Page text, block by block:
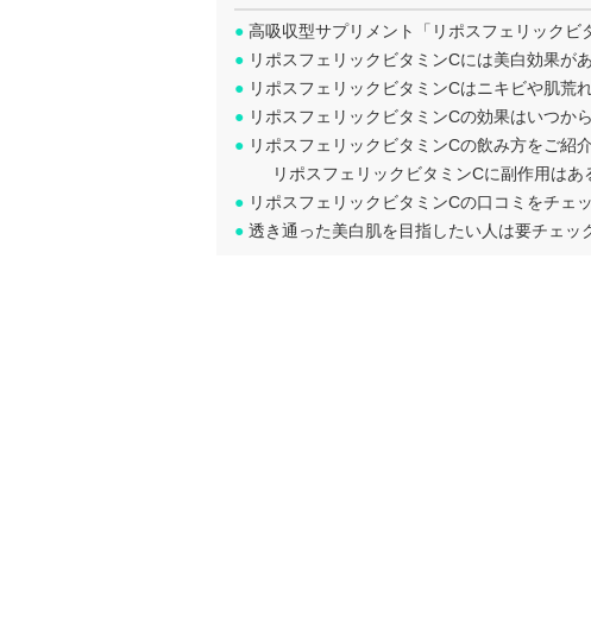
● 高吸収型サプリメント「リポスフェリックビ
● リポスフェリックビタミンCには美白効果が
● リポスフェリックビタミンCはニキビや肌荒
● リポスフェリックビタミンCの効果はいつか
● リポスフェリックビタミンCの飲み方をご紹介
リポスフェリックビタミンCに副作用はあ
● リポスフェリックビタミンCの口コミをチェッ
● 透き通った美白肌を目指したい人は要チェッ